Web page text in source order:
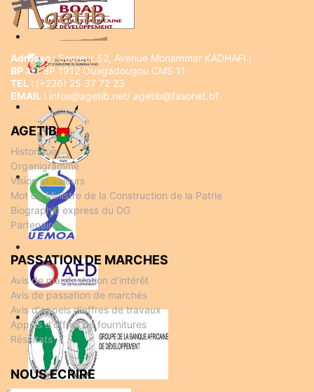
Adresse :Secteur 52, Avenue Mohammar KADHAFI ;
BP :11 BP 1912 Ouagadougou CMS 11
TEL : (+226) 25 37 72 23
EMAIL : infos@agetib.net/ agetib@fasonet.bf
AGETIB
Historique
Organigramme
Vision et valeurs
Mot du Ministre de la Construction de la Patrie
Biographie express du DG
Partenaires
PASSATION DE MARCHES
Avis de manifestation d'intérêt
Avis de passation de marchés
Avis d'appels d'offres de travaux
Appels d'offres de fournitures
Résultats
NOUS ECRIRE